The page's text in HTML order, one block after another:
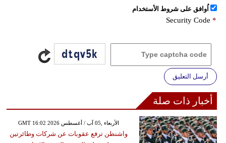
اُوافق على شروط الأستخدام
Security Code *
أرسل التعليق
أخبار ذات صلة
GMT 16:02 2026 الأربعاء ,05 آب / أغسطس
واشنطن ترفع عقوبات عن شركات وطائرتين